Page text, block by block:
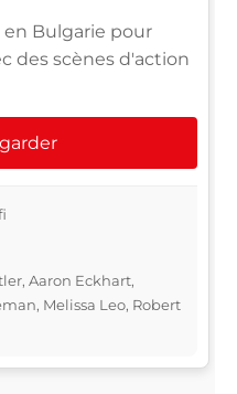
Bulgarie pour
des scènes d'action
Aaron Eckhart,
Melissa Leo, Robert